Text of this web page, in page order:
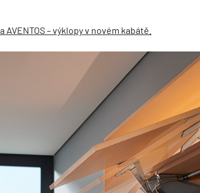
AVENTOS – výklopy v novém kabátě.